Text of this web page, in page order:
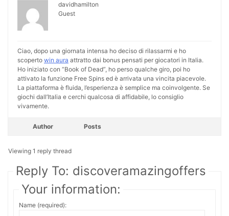
davidhamilton
Guest
Ciao, dopo una giornata intensa ho deciso di rilassarmi e ho
scoperto win aura attratto dai bonus pensati per giocatori in Italia.
Ho iniziato con “Book of Dead”, ho perso qualche giro, poi ho
attivato la funzione Free Spins ed è arrivata una vincita piacevole.
La piattaforma è fluida, l’esperienza è semplice ma coinvolgente. Se
giochi dall’Italia e cerchi qualcosa di affidabile, lo consiglio
vivamente.
Author Posts
Viewing 1 reply thread
Reply To: discoveramazingoffers
Your information:
Name (required):